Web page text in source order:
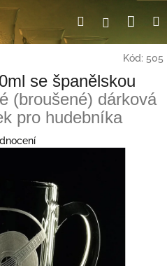
HledatPřihlášení
Kód: 505
se španělskou
(broušené) dárková
pro hudebníka